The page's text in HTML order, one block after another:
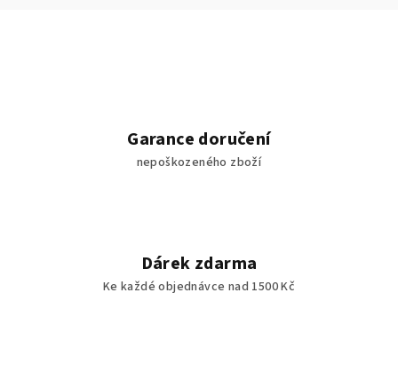
Garance doručení
nepoškozeného zboží
Dárek zdarma
Ke každé objednávce nad 1500 Kč